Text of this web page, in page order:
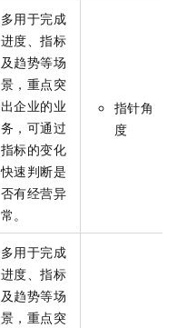
多用于完成
进度、指标
及趋势等场
景，重点突
出企业的业
务，可通过
指标的变化
快速判断是
否有经营异
常。
指针角
度
多用于完成
进度、指标
及趋势等场
景，重点突